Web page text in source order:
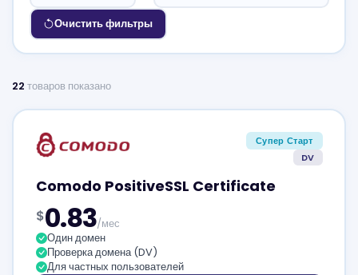
Очистить фильтры
22 товаров показано
Супер Старт
DV
Comodo PositiveSSL Certificate
$0.83/мес
Один домен
Проверка домена (DV)
Для частных пользователей